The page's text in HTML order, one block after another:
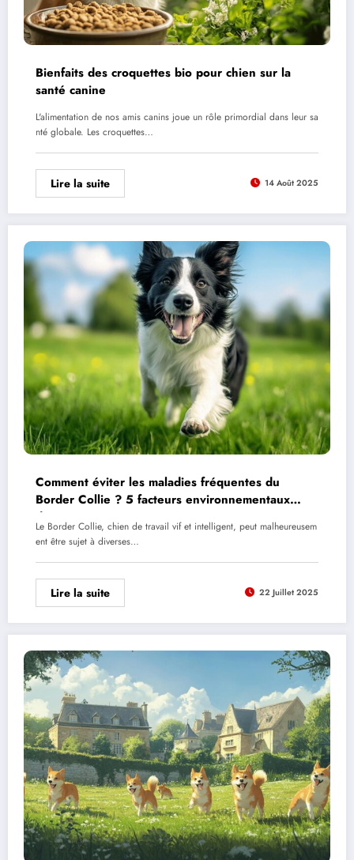
Bienfaits des croquettes bio pour chien sur la
santé canine
L'alimentation de nos amis canins joue un rôle primordial dans leur sa
nté globale. Les croquettes…
Lire la suite 14 Août 2025
Comment éviter les maladies fréquentes du
Border Collie ? 5 facteurs environnementaux
déterminants
Le Border Collie, chien de travail vif et intelligent, peut malheureusem
ent être sujet à diverses…
Lire la suite 22 Juillet 2025